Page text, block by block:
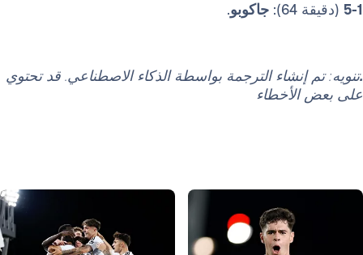
جاكوبو.
الترجمة بواسطة الذكاء الاصطناعي. قد تحتوي